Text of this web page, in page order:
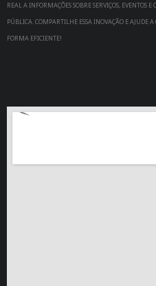
REAL A INFORMAÇÕES SOBRE SERVIÇOS, EVENTOS
PÚBLICA. COMPARTILHE ESSA INOVAÇÃO E AJUDE
FORMA EFICIENTE!